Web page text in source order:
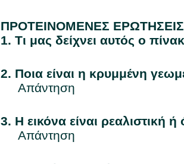
ΠΡΟΤΕΙΝΟΜΕΝΕΣ
1. Τι μας δείχνει αυτός ο
2. Ποια είναι η κρυμμένη
Απάντηση
3. Η εικόνα είναι ρεαλιστική
Απάντηση